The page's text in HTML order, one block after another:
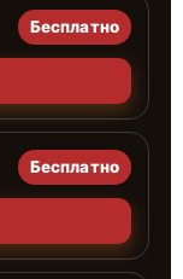
Бесплатно
Бесплатно